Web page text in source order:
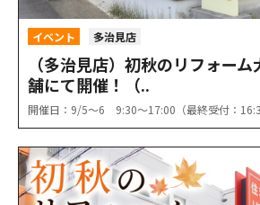
イベント 多治見店
（多治見店）初秋のリフォー
舗にて開催！（..
開催日：9/5〜6 9:30〜17:00（最終受付：